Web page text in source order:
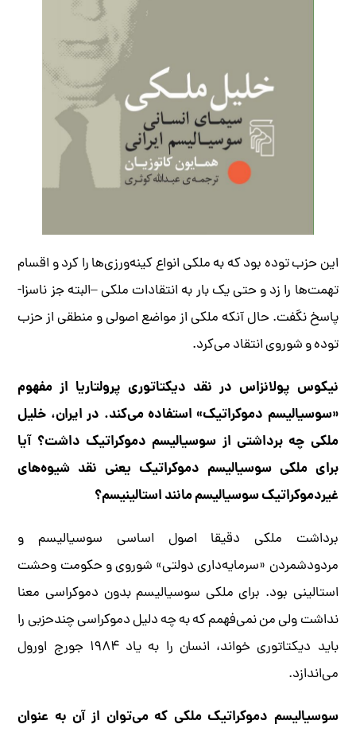
این حزب توده بود که به ملکی انواع کینه‌ورزی‌ها را کرد و اقسام
تهمت‌ها را زد و حتی یک ‌بار به انتقادات ملکی –البته جز ناسزا-
پاسخ نگفت. حال آنکه ملکی از مواضع اصولی و منطقی از حزب
توده و شوروی انتقاد می‌کرد.
نیکوس پولانزاس در نقد دیکتاتوری پرولتاریا از مفهوم
«سوسیالیسم دموکراتیک» استفاده می‌کند. در ایران، خلیل
ملکی چه برداشتی از سوسیالیسم دموکراتیک داشت؟ آیا
برای ملکی سوسیالیسم دموکراتیک یعنی نقد شیوه‌های
غیردموکراتیک سوسیالیسم مانند استالینیسم؟
برداشت ملکی دقیقا اصول اساسی سوسیالیسم و
مردودشمردن «سرمایه‌داری دولتی» شوروی و حکومت وحشت
استالینی بود. برای ملکی سوسیالیسم بدون دموکراسی معنا
نداشت ولی من نمی‌فهمم که به چه دلیل دموکراسی چندحزبی را
باید دیکتاتوری خواند، انسان را به یاد ۱۹۸۴ جورج اورول
می‌اندازد.
سوسیالیسم دموکراتیک ملکی که می‌توان از آن به عنوان